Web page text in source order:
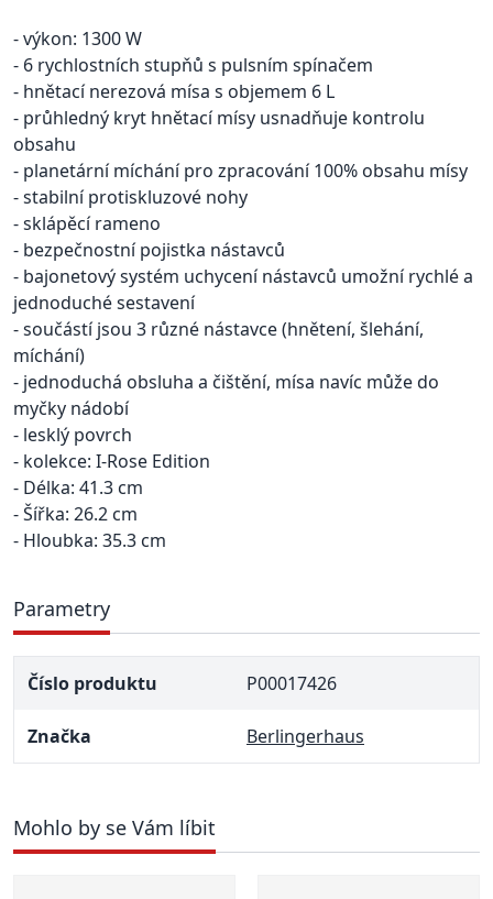
- výkon: 1300 W
- 6 rychlostních stupňů s pulsním spínačem
- hnětací nerezová mísa s objemem 6 L
- průhledný kryt hnětací mísy usnadňuje kontrolu
obsahu
- planetární míchání pro zpracování 100% obsahu mísy
- stabilní protiskluzové nohy
- sklápěcí rameno
- bezpečnostní pojistka nástavců
- bajonetový systém uchycení nástavců umožní rychlé a
jednoduché sestavení
- součástí jsou 3 různé nástavce (hnětení, šlehání,
míchání)
- jednoduchá obsluha a čištění, mísa navíc může do
myčky nádobí
- lesklý povrch
- kolekce: I-Rose Edition
- Délka: 41.3 cm
- Šířka: 26.2 cm
- Hloubka: 35.3 cm
Parametry
Číslo produktu P00017426
Značka Berlingerhaus
Mohlo by se Vám líbit